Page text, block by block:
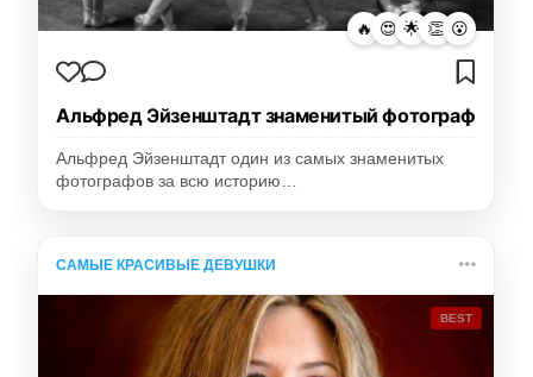
🔥 😍 🌟 👏 😮
Альфред Эйзенштадт знаменитый фотограф
Альфред Эйзенштадт один из самых знаменитых
фотографов за всю историю…
САМЫЕ КРАСИВЫЕ ДЕВУШКИ
BEST